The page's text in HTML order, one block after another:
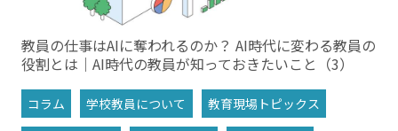
教員の仕事はAIに奪われるのか？ AI時代に変わる教員の
役割とは｜AI時代の教員が知っておきたいこと（3）
コラム 学校教員について 教育現場トピックス